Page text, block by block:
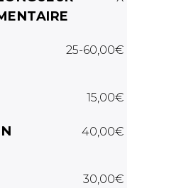
25-60,00€
15,00€
40,00€
30,00€